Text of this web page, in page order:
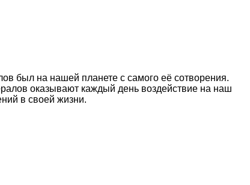
был на нашей планете с самого её сотворения.
оказывают каждый день воздействие на наш
в своей жизни.